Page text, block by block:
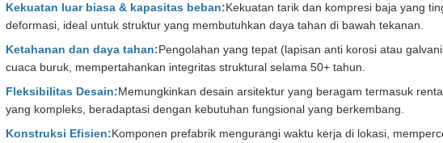
Kekuatan luar biasa & kapasitas beban:Kekuatan tarik dan kompresi baja yang
deformasi, ideal untuk struktur yang membutuhkan daya tahan di bawah tekanan.
Ketahanan dan daya tahan:Pengolahan yang tepat (lapisan anti korosi atau
cuaca buruk, mempertahankan integritas struktural selama 50+ tahun.
Fleksibilitas Desain:Memungkinkan desain arsitektur yang beragam termasuk
yang kompleks, beradaptasi dengan kebutuhan fungsional yang berkembang.
Konstruksi Efisien:Komponen prefabrik mengurangi waktu kerja di lokasi,